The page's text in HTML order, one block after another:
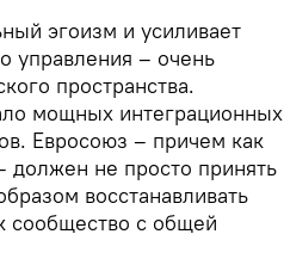
эгоизм и усиливает
управления – очень
пространства.
мощных интеграционных
Евросоюз – причем как
должен не просто принять
восстанавливать
сообщество с общей